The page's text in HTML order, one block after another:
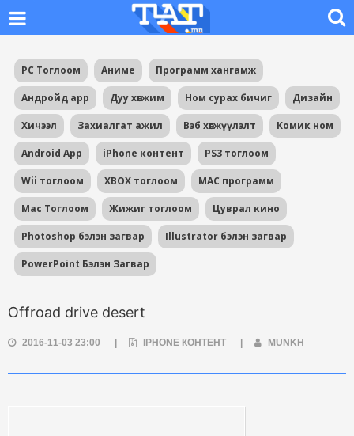
PC Тоглоом Аниме Программ хангамж
Андройд app Дуу хөгжим Ном сурах бичиг Дизайн
Хичээл Захиалгат ажил Вэб хөгжүүлэлт Комик ном
Android App iPhone контент PS3 тоглоом
Wii тоглоом XBOX тоглоом MAC программ
Mac Тоглоом Жижиг тоглоом Цуврал кино
Photoshop бэлэн загвар Illustrator бэлэн загвар
PowerPoint Бэлэн Загвар
Offroad drive desert
2016-11-03 23:00 IPHONE КОНТЕНТ MUNKH